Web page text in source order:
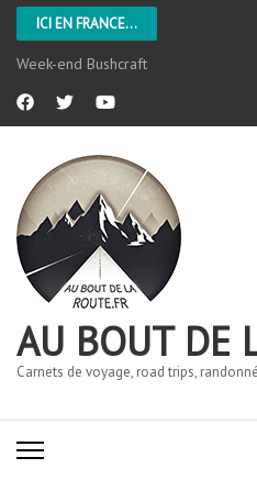
ICI EN FRANCE...
L’Aveyron
AU BOUT DE
Carnets de voyage, road trips,